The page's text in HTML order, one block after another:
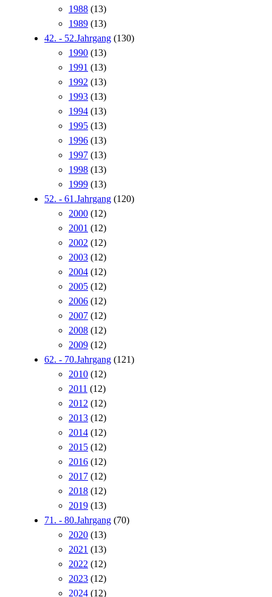
1988 (13)
1989 (13)
42. - 52.Jahrgang (130)
1990 (13)
1991 (13)
1992 (13)
1993 (13)
1994 (13)
1995 (13)
1996 (13)
1997 (13)
1998 (13)
1999 (13)
52. - 61.Jahrgang (120)
2000 (12)
2001 (12)
2002 (12)
2003 (12)
2004 (12)
2005 (12)
2006 (12)
2007 (12)
2008 (12)
2009 (12)
62. - 70.Jahrgang (121)
2010 (12)
2011 (12)
2012 (12)
2013 (12)
2014 (12)
2015 (12)
2016 (12)
2017 (12)
2018 (12)
2019 (13)
71. - 80.Jahrgang (70)
2020 (13)
2021 (13)
2022 (12)
2023 (12)
2024 (12)